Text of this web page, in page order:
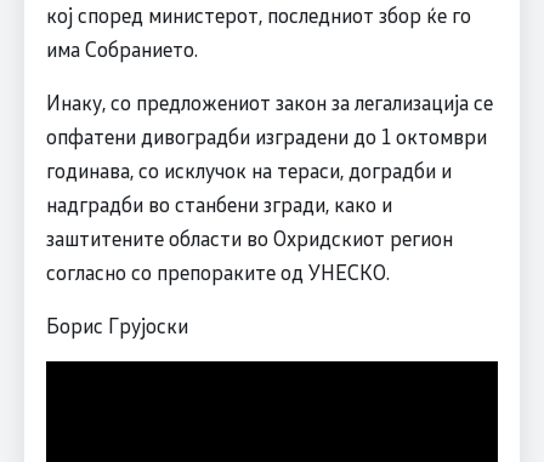
кој според министерот, последниот збор ќе го
има Собранието.
Инаку, со предложениот закон за легализација се
опфатени дивоградби изградени до 1 октомври
годинава, со исклучок на тераси, доградби и
надградби во станбени згради, како и
заштитените области во Охридскиот регион
согласно со препораките од УНЕСКО.
Борис Грујоски